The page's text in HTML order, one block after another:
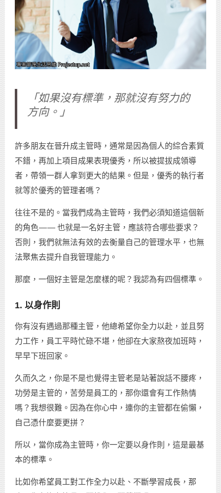
「如果沒有標準，那就沒有努力的
方向。」
許多朋友在晉升成主管時，通常是因為個人的綜合素質
不錯，再加上項目成果表現優秀，所以被提拔成領導
者，帶領一群人拿到更大的結果。但是，優秀的執行者
就等於優秀的管理者嗎？
往往不是的。當我們成為主管時，我們必須知道這個新
的角色 — — 也就是一名好主管，應該符合哪些要求？
否則，我們就無法有效的去衡量自己的管理水平，也無
法聚焦去提升自我管理能力。
那麼，一個好主管是怎麼樣的呢？我認為有四個標準。
1. 以身作則
你有沒有遇過那種主管，他總希望你全力以赴，並且努
力工作，員工平時忙碌不堪，他卻在大家熬夜加班時，
早早下班回家。
久而久之，你是不是也覺得主管老是站著說話不腰疼，
功勞是主管的，苦勞是員工的，那你還會有工作熱情
嗎？我想很難。因為在你心中，連你的主管都在偷懶，
自己憑什麼要更拼？
所以，當你成為主管時，你一定要以身作則，這是最基
本的標準。
比如你希望員工對工作全力以赴、不斷學習成長，那